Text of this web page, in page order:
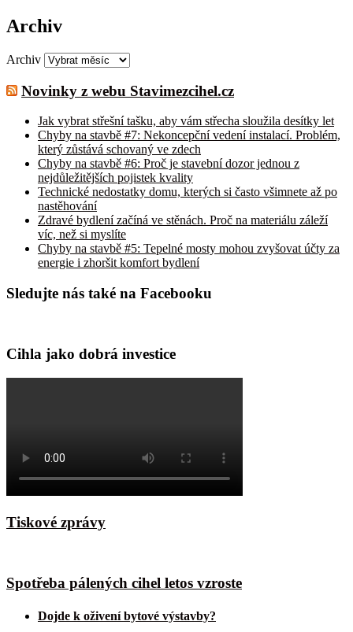
Archiv
Archiv
Novinky z webu Stavimezcihel.cz
Jak vybrat střešní tašku, aby vám střecha sloužila desítky let
Chyby na stavbě #7: Nekoncepční vedení instalací. Problém,
který zůstává schovaný ve zdech
Chyby na stavbě #6: Proč je stavební dozor jednou z
nejdůležitějších pojistek kvality
Technické nedostatky domu, kterých si často všimnete až po
nastěhování
Zdravé bydlení začíná ve stěnách. Proč na materiálu záleží
víc, než si myslíte
Chyby na stavbě #5: Tepelné mosty mohou zvyšovat účty za
energie i zhoršit komfort bydlení
Sledujte nás také na Facebooku
Cihla jako dobrá investice
Tiskové zprávy
Spotřeba pálených cihel letos vzroste
Dojde k oživení bytové výstavby?